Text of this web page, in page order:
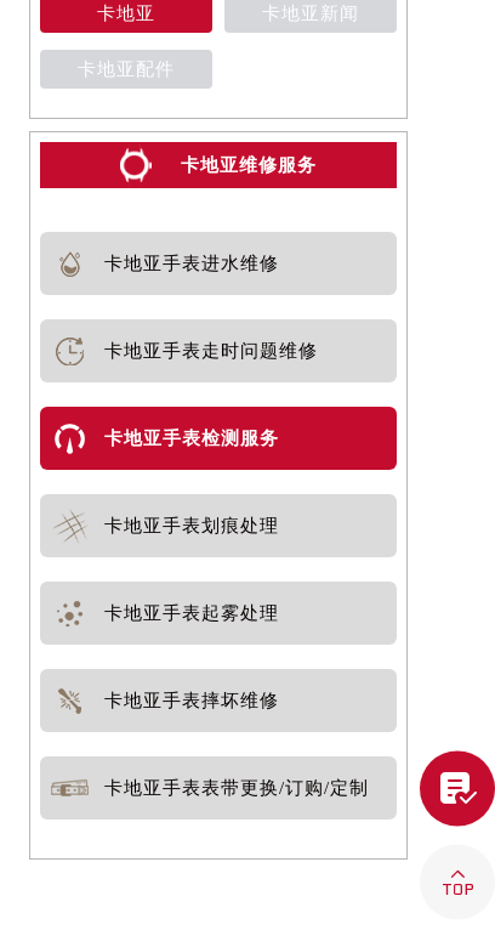
卡地亚 卡地亚新闻
卡地亚配件
卡地亚维修服务
卡地亚手表进水维修
卡地亚手表走时问题维修
卡地亚手表检测服务
卡地亚手表划痕处理
卡地亚手表起雾处理
卡地亚手表摔坏维修
卡地亚手表表带更换/订购/定制 
